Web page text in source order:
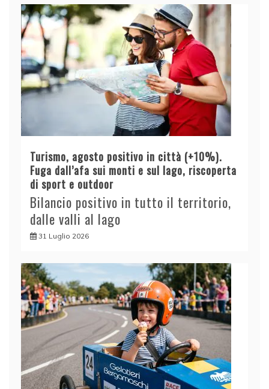
Turismo, agosto positivo in città (+10%).
Fuga dall’afa sui monti e sul lago, riscoperta
di sport e outdoor
Bilancio positivo in tutto il territorio,
dalle valli al lago
31 Luglio 2026